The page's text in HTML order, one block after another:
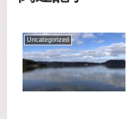
Uncategorized